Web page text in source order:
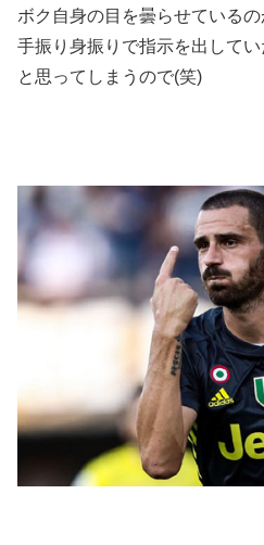
ボク自身の目を曇らせている
手振り身振りで指示を出してい
と思ってしまうので(笑)